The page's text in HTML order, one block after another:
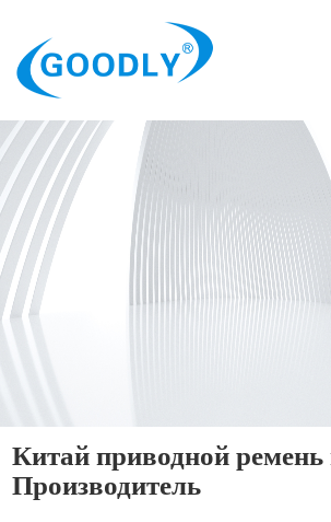
Продукция
ОТРАСЛИ
Категория
Новости
Контакты
Китай приводной ремень
Производитель